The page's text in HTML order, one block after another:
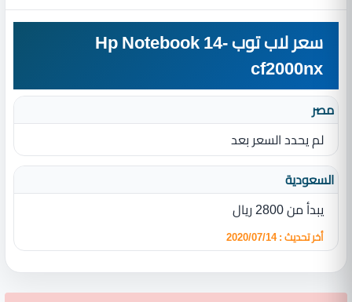
سعر لاب توب Hp Notebook 14-
cf2000nx
مصر
لم يحدد السعر بعد
السعودية
يبدأ من 2800 ريال
أخر تحديث : 2020/07/14